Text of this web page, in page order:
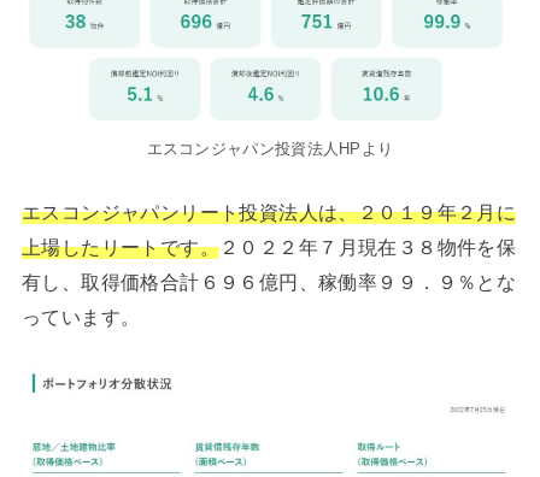
エスコンジャパン投資法人HPより
エスコンジャパンリート投資法人は、２０１９年２月に
上場したリートです。 ２０２２年７月現在３８物件を保
有し、取得価格合計６９６億円、稼働率９９．９％とな
っています。